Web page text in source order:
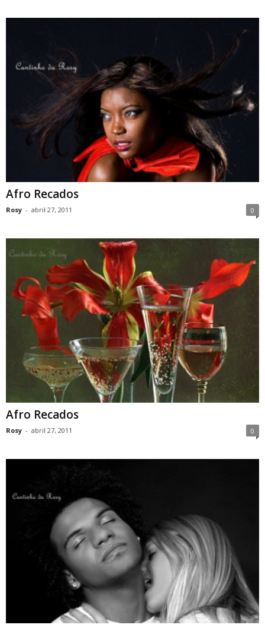
Afro Recados
Rosy - abril 27, 2011 0
Afro Recados
Rosy - abril 27, 2011 0